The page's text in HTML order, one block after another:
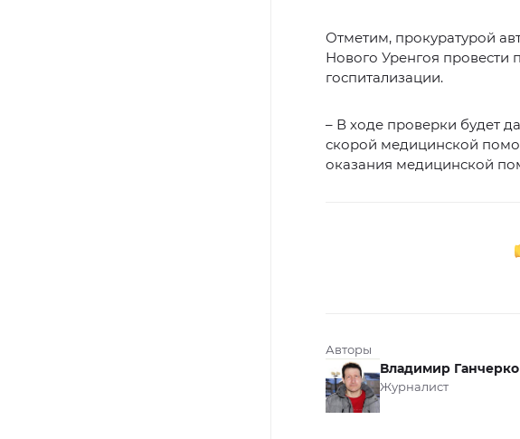
Отметим, прокуратурой
Нового Уренгоя провести
госпитализации.
– В ходе проверки будет
скорой медицинской
оказания медицинской
Авторы
Владимир Ганчерко
Журналист